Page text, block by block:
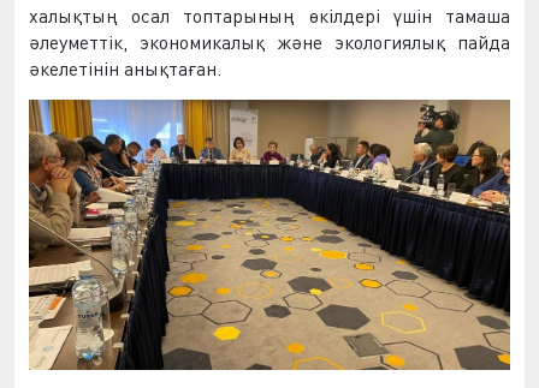
халықтың осал топтарының өкілдері үшін тамаша
әлеуметтік, экономикалық және экологиялық пайда
әкелетінін анықтаған.